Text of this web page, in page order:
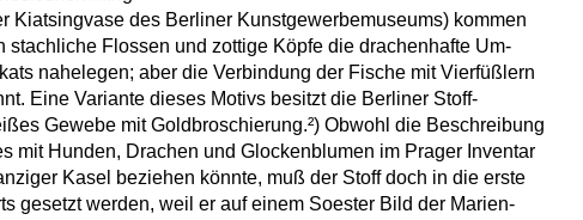
Kiatsingvase des Berliner Kunstgewerbemuseums) kommen
stachliche Flossen und zottige Köpfe die drachenhafte Um-
nahelegen; aber die Verbindung der Fische mit Vierfüßlern
Eine Variante dieses Motivs besitzt die Berliner Stoff-
Gewebe mit Goldbroschierung.²) Obwohl die Beschreibung
mit Hunden, Drachen und Glockenblumen im Prager Inventar
Kasel beziehen könnte, muß der Stoff doch in die erste
gesetzt werden, weil er auf einem Soester Bild der Marien-